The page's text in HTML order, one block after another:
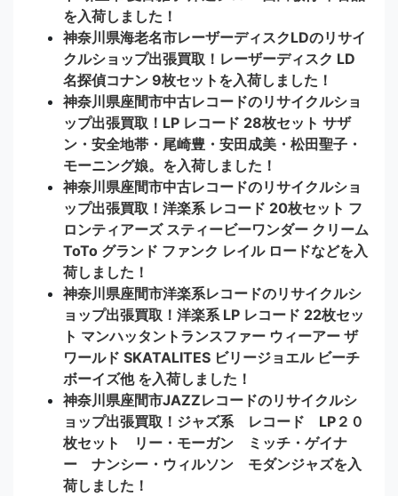
を入荷しました！
神奈川県海老名市レーザーディスクLDのリサイ
クルショップ出張買取！レーザーディスク LD
名探偵コナン 9枚セットを入荷しました！
神奈川県座間市中古レコードのリサイクルショ
ップ出張買取！LP レコード 28枚セット サザ
ン・安全地帯・尾崎豊・安田成美・松田聖子・
モーニング娘。を入荷しました！
神奈川県座間市中古レコードのリサイクルショ
ップ出張買取！洋楽系 レコード 20枚セット フ
ロンティアーズ スティービーワンダー クリーム
ToTo グランド ファンク レイル ロードなどを入
荷しました！
神奈川県座間市洋楽系レコードのリサイクルシ
ョップ出張買取！洋楽系 LP レコード 22枚セッ
ト マンハッタントランスファー ウィーアー ザ
ワールド SKATALITES ビリージョエル ビーチ
ボーイズ他 を入荷しました！
神奈川県座間市JAZZレコードのリサイクルシ
ョップ出張買取！ジャズ系 レコード LP２０
枚セット リー・モーガン ミッチ・ゲイナ
ー ナンシー・ウィルソン モダンジャズを入
荷しました！